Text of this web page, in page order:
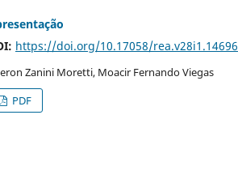
https://doi.org/10.17058/rea.v28i1.14696
Zanini Moretti, Moacir Fernando Viegas
PDF